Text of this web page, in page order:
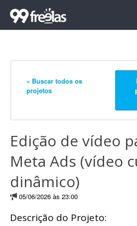
« Buscar todos os
projetos
Edição de vídeo
Meta Ads (vídeo
dinâmico)
05/06/2026 às 23:00
Descrição do Projeto: